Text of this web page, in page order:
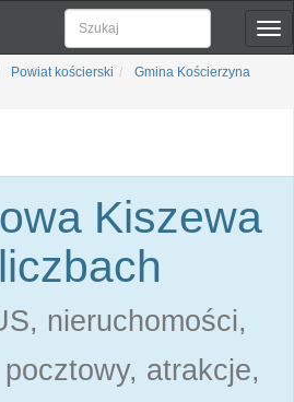
Powiat kościerski
Gmina Kościerzyna
Kiszewa
nieruchomości,
atrakcje,